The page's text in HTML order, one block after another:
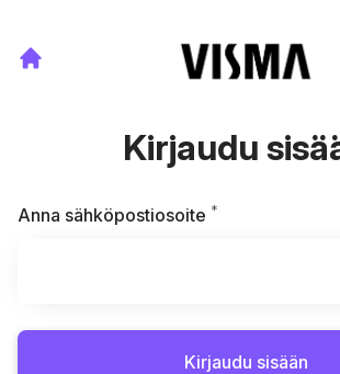
Kirjaudu
Anna sähköpostiosoite *
Kirjaudu sisään